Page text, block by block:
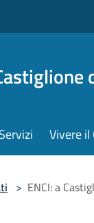
Servizi Vivere
> ENCI: a